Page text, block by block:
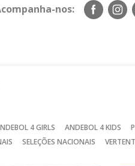
nos:
Siga-
nos
Siga-
nos
4 GIRLS ANDEBOL 4 KIDS
SELEÇÕES NACIONAIS